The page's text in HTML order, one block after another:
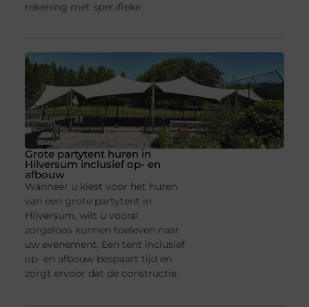
rekening met specifieke
Grote partytent huren in
Hilversum inclusief op- en
afbouw
Wanneer u kiest voor het huren
van een grote partytent in
Hilversum, wilt u vooral
zorgeloos kunnen toeleven naar
uw evenement. Een tent inclusief
op- en afbouw bespaart tijd en
zorgt ervoor dat de constructie